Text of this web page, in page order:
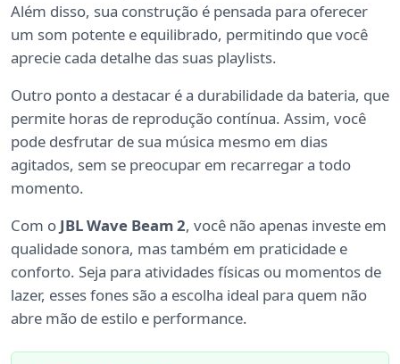
Além disso, sua construção é pensada para oferecer
um som potente e equilibrado, permitindo que você
aprecie cada detalhe das suas playlists.
Outro ponto a destacar é a durabilidade da bateria, que
permite horas de reprodução contínua. Assim, você
pode desfrutar de sua música mesmo em dias
agitados, sem se preocupar em recarregar a todo
momento.
Com o JBL Wave Beam 2, você não apenas investe em
qualidade sonora, mas também em praticidade e
conforto. Seja para atividades físicas ou momentos de
lazer, esses fones são a escolha ideal para quem não
abre mão de estilo e performance.